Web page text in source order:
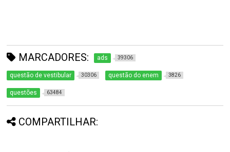
MARCADORES: ads 39306
questão de vestibular 30306 questão do enem 3826
questões 63484
COMPARTILHAR: